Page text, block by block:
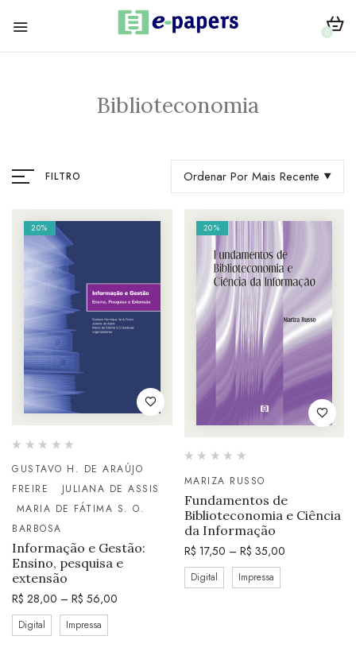
0
Biblioteconomia
FILTRO Ordenar Por Mais Recente
20%
GUSTAVO H. DE ARAÚJO
FREIRE
JULIANA DE ASSIS
MARIA DE FÁTIMA S. O.
BARBOSA
Informação e Gestão:
Ensino, pesquisa e
extensão
R$ 28,00 – R$ 56,00
Digital Impressa
20%
MARIZA RUSSO
Fundamentos de
Biblioteconomia e Ciência
da Informação
R$ 17,50 – R$ 35,00
Digital Impressa